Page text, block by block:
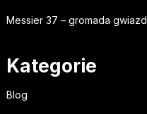
Messier 37 – gromada gwiazd
Kategorie
Blog